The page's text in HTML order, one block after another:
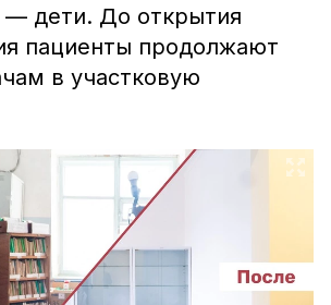
— дети. До открытия
пациенты продолжают
в участковую